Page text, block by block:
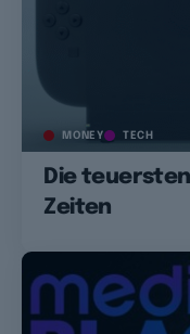
MONEY TECH
Die
Zeiten